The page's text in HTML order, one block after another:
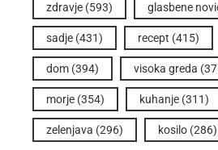
zdravje (593) glasbene
sadje (431) recept (415)
dom (394) visoka greda
morje (354) kuhanje (311)
zelenjava (296) kosilo (286)